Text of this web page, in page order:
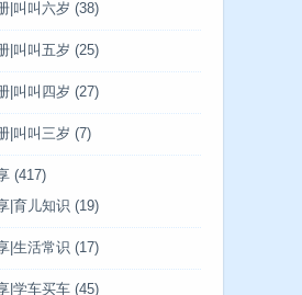
|叫叫六岁 (38)
|叫叫五岁 (25)
|叫叫四岁 (27)
|叫叫三岁 (7)
(417)
|育儿知识 (19)
|生活常识 (17)
|学车买车 (45)